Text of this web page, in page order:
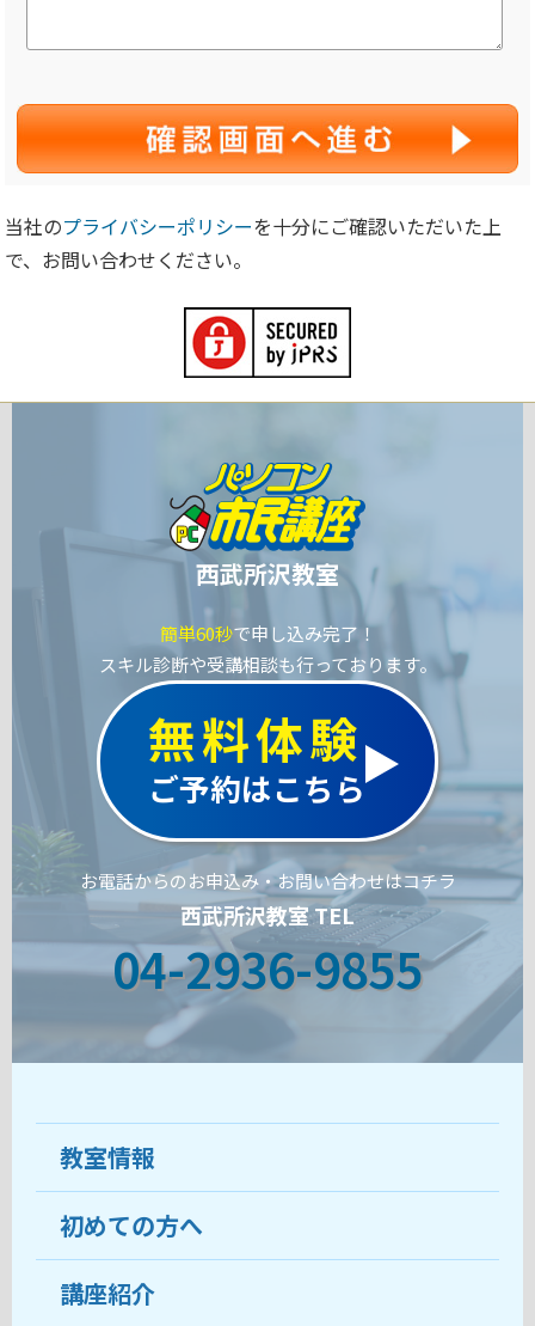
当社のプライバシーポリシーを十分にご確認いただいた上
で、お問い合わせください。
西武所沢教室
簡単60秒で申し込み完了！
スキル診断や受講相談も行っております。
無料体験
ご予約はこちら
お電話からのお申込み・お問い合わせはコチラ
西武所沢教室 TEL
04-2936-9855
教室情報
教室について
受講生の声
初めての方へ
ココがおすすめ
講座紹介